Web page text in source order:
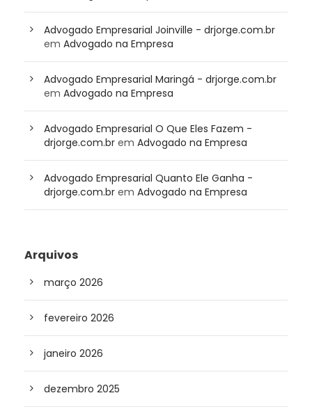
Advogado Empresarial Joinville - drjorge.com.br
em Advogado na Empresa
Advogado Empresarial Maringá - drjorge.com.br
em Advogado na Empresa
Advogado Empresarial O Que Eles Fazem -
drjorge.com.br em Advogado na Empresa
Advogado Empresarial Quanto Ele Ganha -
drjorge.com.br em Advogado na Empresa
Arquivos
março 2026
fevereiro 2026
janeiro 2026
dezembro 2025